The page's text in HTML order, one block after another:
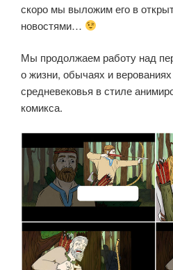
скоро мы выложим его в
новостями…
Мы продолжаем работу над
о жизни, обычаях и
средневековья в стиле
комикса.